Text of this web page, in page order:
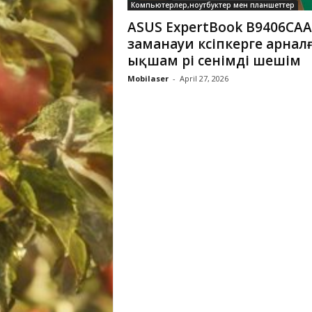
Компьютерлер,ноутбуктер мен планшеттер
ASUS ExpertBook
заманауи кәсіпкерге
ықшам әрі сенімді шешім
Mobilaser - April 27, 2026